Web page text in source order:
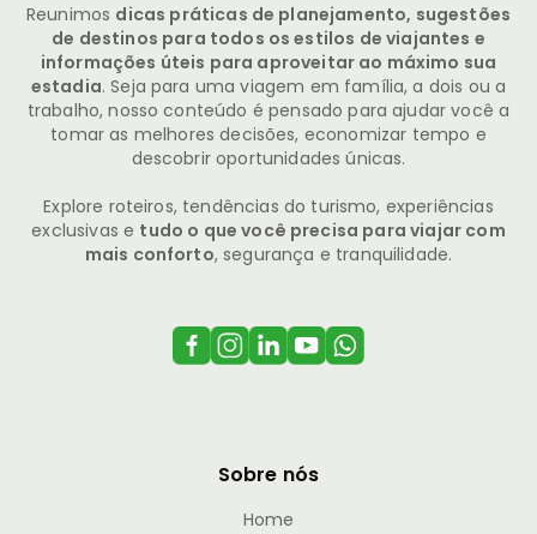
Reunimos dicas práticas de planejamento, sugestões
de destinos para todos os estilos de viajantes e
informações úteis para aproveitar ao máximo sua
estadia. Seja para uma viagem em família, a dois ou a
trabalho, nosso conteúdo é pensado para ajudar você a
tomar as melhores decisões, economizar tempo e
descobrir oportunidades únicas.
Explore roteiros, tendências do turismo, experiências
exclusivas e tudo o que você precisa para viajar com
mais conforto, segurança e tranquilidade.
Sobre nós
Home